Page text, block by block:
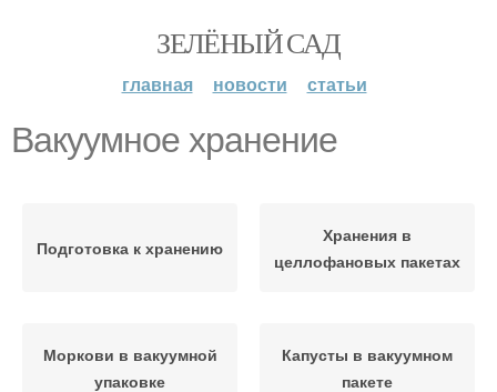
ЗЕЛЁНЫЙ САД
главная новости статьи
Вакуумное хранение
Подготовка к хранению
Хранения в
целлофановых пакетах
Моркови в вакуумной
упаковке
Капусты в вакуумном
пакете